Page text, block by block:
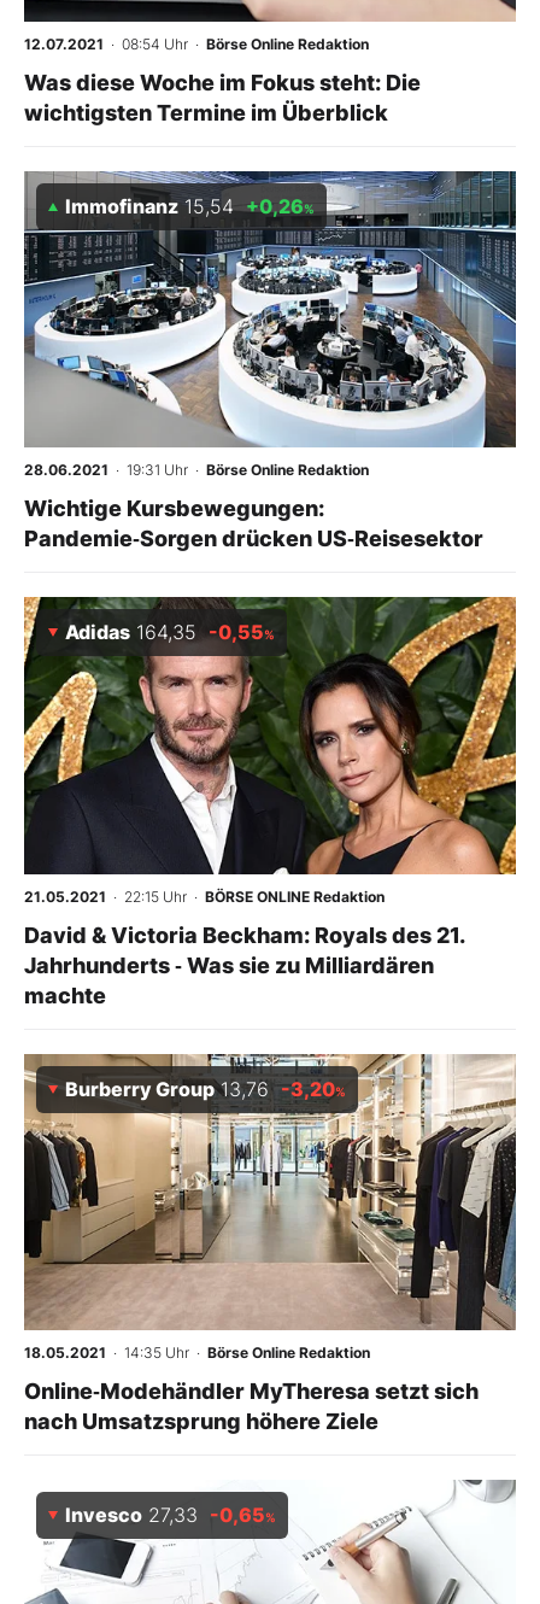
12.07.2021 · 08:54 Uhr · Börse Online Redaktion
Was diese Woche im Fokus steht: Die
wichtigsten Termine im Überblick
Immofinanz 15,54 +0,26%
28.06.2021 · 19:31 Uhr · Börse Online Redaktion
Wichtige Kursbewegungen:
Pandemie‑Sorgen drücken US‑Reisesektor
Adidas 164,35 -0,55%
21.05.2021 · 22:15 Uhr · BÖRSE ONLINE Redaktion
David & Victoria Beckham: Royals des 21.
Jahrhunderts ‑ Was sie zu Milliardären
machte
Burberry Group 13,76 -3,20%
18.05.2021 · 14:35 Uhr · Börse Online Redaktion
Online‑Modehändler MyTheresa setzt sich
nach Umsatzsprung höhere Ziele
Invesco 27,33 -0,65%